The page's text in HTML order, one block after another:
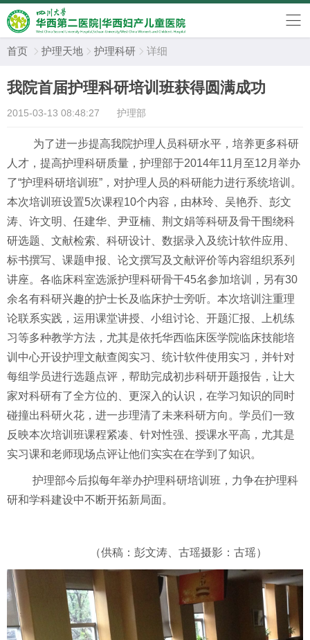
首页  护理天地  护理科研  详细
我院首届护理科研培训班获得圆满成功
2015-03-13 08:48:27 护理部
为了进一步提高我院护理人员科研水平，培养更多科研
人才，提高护理科研质量，护理部于2014年11 月至12 月举办
了“护理科研培训班”，对护理人员的科研能力进行系统培训。
本次培训班设置5次课程10个内容，由林玲、吴艳乔、彭文
涛、许文明、任建华、尹亚楠、荆文娟等科研及骨干围绕科
研选题、文献检索、科研设计、数据录入及统计软件应用、
标书撰写、课题申报、论文撰写及文献评价等内容组织系列
讲座。各临床科室选派护理科研骨干45名参加培训，另有30
余名有科研兴趣的护士长及临床护士旁听。本次培训注重理
论联系实践，运用课堂讲授、小组讨论、开题汇报、上机练
习等多种教学方法，尤其是依托华西临床医学院临床技能培
训中心开设护理文献查阅实习、统计软件使用实习，并针对
每组学员进行选题点评，帮助完成初步科研开题报告，让大
家对科研有了全方位的、更深入的认识，在学习知识的同时
碰撞出科研火花，进一步理清了未来科研方向。学员们一致
反映本次培训班课程紧凑、针对性强、授课水平高，尤其是
实习课和老师现场点评让他们实实在在学到了知识。
护理部今后拟每年举办护理科研培训班，力争在护理科
研和学科建设中不断开拓新局面。
（供稿：彭文涛、古瑶摄影：古瑶）